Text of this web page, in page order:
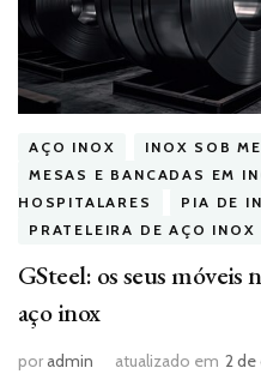
AÇO INOX INOX SOB
MESAS E BANCADAS EM
HOSPITALARES
PIA DE
PRATELEIRA DE AÇO INOX
GSteel: os seus móveis
aço inox
poradmin atualizado em 2 de